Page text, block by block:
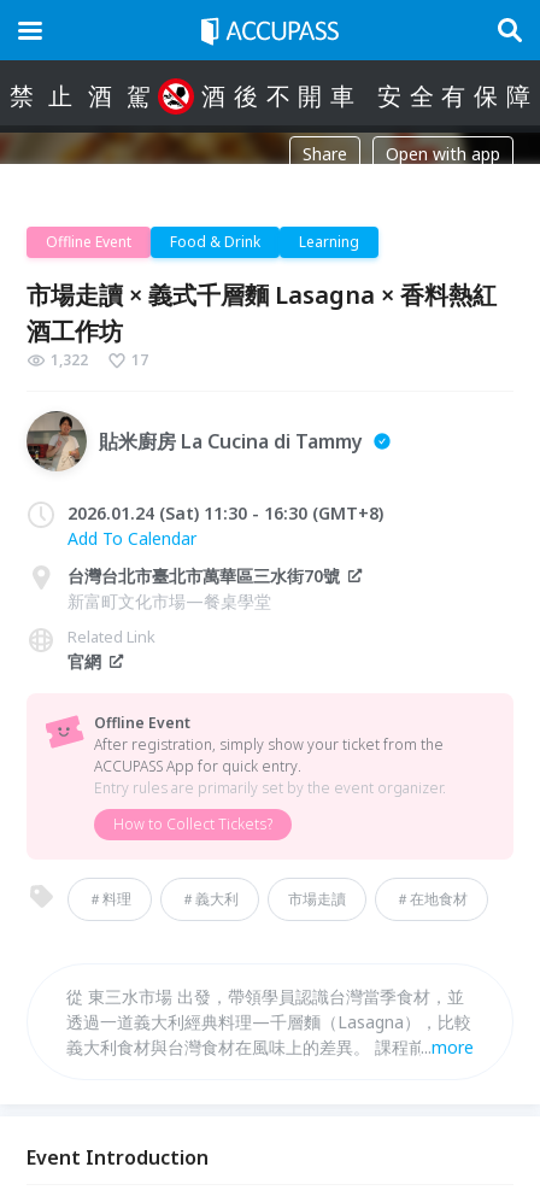
禁 止 酒 駕 酒 後 不 開 車 安 全 有 保 障
Share Open with app
Offline Event Food & Drink Learning
市場走讀 × 義式千層麵 Lasagna × 香料熱紅
酒工作坊
1,322 17
貼米廚房 La Cucina di Tammy
2026.01.24 (Sat) 11:30 - 16:30 (GMT+8)
Add To Calendar
台灣台北市臺北市萬華區三水街70號
新富町文化市場—餐桌學堂
Related Link
官網
Offline Event
After registration, simply show your ticket from the
ACCUPASS App for quick entry.
Entry rules are primarily set by the event organizer.
How to Collect Tickets?
＃料理 ＃義大利 市場走讀 ＃在地食材
從 東三水市場 出發，帶領學員認識台灣當季食材，並
透過一道義大利經典料理—千層麵（Lasagna），比較
義大利食材與台灣食材在風味上的差異。 課程前半段
這是一場結合 市場走讀、料理實作與產地思考 的冬日
...more
Event Introduction